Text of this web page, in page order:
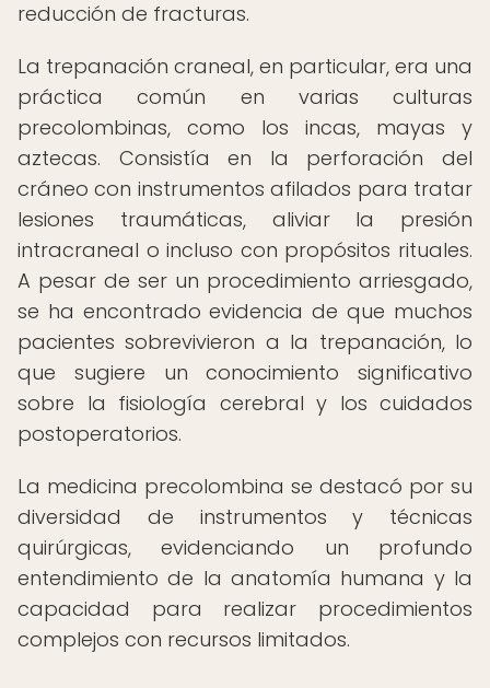
reducción de fracturas.
La trepanación craneal, en particular, era una
práctica común en varias culturas
precolombinas, como los incas, mayas y
aztecas. Consistía en la perforación del
cráneo con instrumentos afilados para tratar
lesiones traumáticas, aliviar la presión
intracraneal o incluso con propósitos rituales.
A pesar de ser un procedimiento arriesgado,
se ha encontrado evidencia de que muchos
pacientes sobrevivieron a la trepanación, lo
que sugiere un conocimiento significativo
sobre la fisiología cerebral y los cuidados
postoperatorios.
La medicina precolombina se destacó por su
diversidad de instrumentos y técnicas
quirúrgicas, evidenciando un profundo
entendimiento de la anatomía humana y la
capacidad para realizar procedimientos
complejos con recursos limitados.